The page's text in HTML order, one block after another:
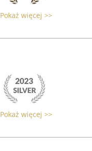
Pokaż więcej >>
Pokaż więcej >>